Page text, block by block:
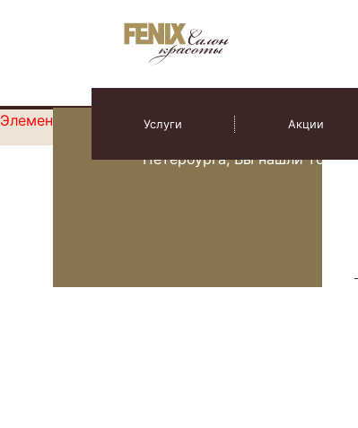
Услуги Акции
Услуги
Eсли Вы ищете салон
Петербурга, Вы нашли то,
Элемент не найден!